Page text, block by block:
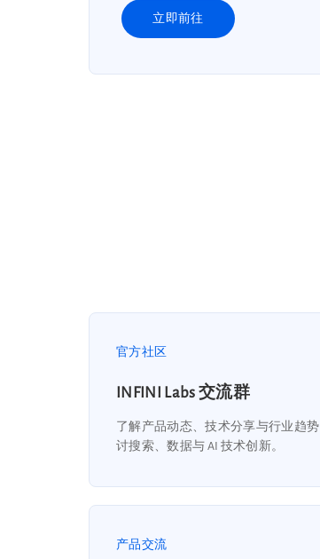
立即前往
官方社区
INFINI Labs 交流群
了解产品动态、技术分享与行业趋
讨搜索、数据与 AI 技术创新。
产品交流